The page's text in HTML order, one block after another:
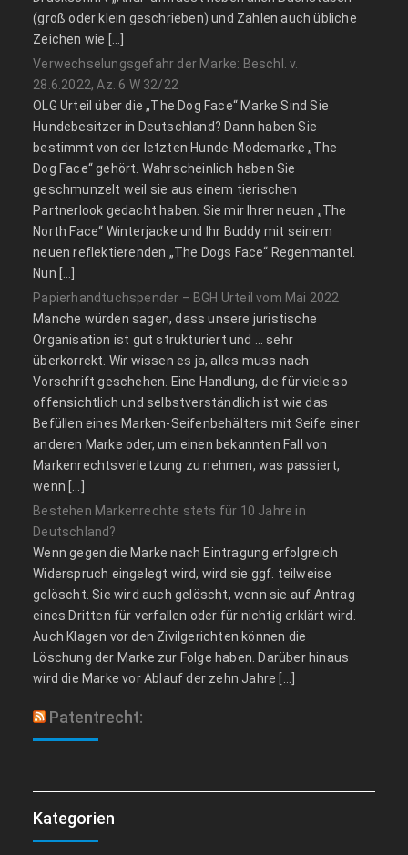
(groß oder klein geschrieben) und Zahlen auch übliche
Zeichen wie […]
Verwechselungsgefahr der Marke: Beschl. v.
28.6.2022, Az. 6 W 32/22
OLG Urteil über die „The Dog Face“ Marke Sind Sie
Hundebesitzer in Deutschland? Dann haben Sie
bestimmt von der letzten Hunde-Modemarke „The
Dog Face“ gehört. Wahrscheinlich haben Sie
geschmunzelt weil sie aus einem tierischen
Partnerlook gedacht haben. Sie mir Ihrer neuen „The
North Face“ Winterjacke und Ihr Buddy mit seinem
neuen reflektierenden „The Dogs Face“ Regenmantel.
Nun […]
Papierhandtuchspender – BGH Urteil vom Mai 2022
Manche würden sagen, dass unsere juristische
Organisation ist gut strukturiert und … sehr
überkorrekt. Wir wissen es ja, alles muss nach
Vorschrift geschehen. Eine Handlung, die für viele so
offensichtlich und selbstverständlich ist wie das
Befüllen eines Marken-Seifenbehälters mit Seife einer
anderen Marke oder, um einen bekannten Fall von
Markenrechtsverletzung zu nehmen, was passiert,
wenn […]
Bestehen Markenrechte stets für 10 Jahre in
Deutschland?
Wenn gegen die Marke nach Eintragung erfolgreich
Widerspruch eingelegt wird, wird sie ggf. teilweise
gelöscht. Sie wird auch gelöscht, wenn sie auf Antrag
eines Dritten für verfallen oder für nichtig erklärt wird.
Auch Klagen vor den Zivilgerichten können die
Löschung der Marke zur Folge haben. Darüber hinaus
wird die Marke vor Ablauf der zehn Jahre […]
Patentrecht:
Kategorien